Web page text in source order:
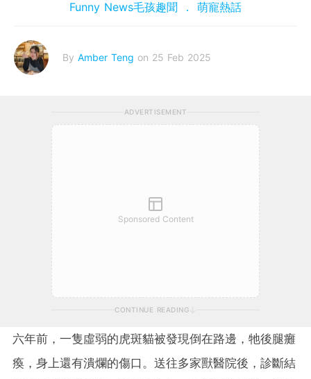
Funny News毛孩趣聞 萌寵熱話
By Amber Teng on 25 Feb 2025
ADVERTISEMENT
Sponsored Content
CONTINUE READING
六年前，一隻虛弱的虎斑貓被發現倒在路邊，牠後腿癱
瘓，身上還有潰爛的傷口。送往多家獸醫院後，診斷結